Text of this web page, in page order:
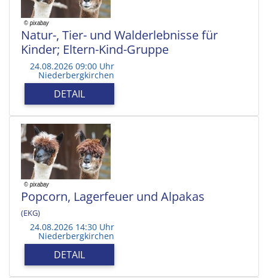
Natur-, Tier- und Walderlebnisse für
Kinder; Eltern-Kind-Gruppe
24.08.2026 09:00 Uhr
Niederbergkirchen
DETAIL
Popcorn, Lagerfeuer und Alpakas
(EKG)
24.08.2026 14:30 Uhr
Niederbergkirchen
DETAIL